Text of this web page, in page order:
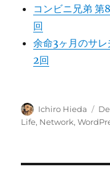
コンビニ兄弟 第
回
余命3ヶ月のサ
2回
Author
Ichiro Hieda
on
Life, Network,